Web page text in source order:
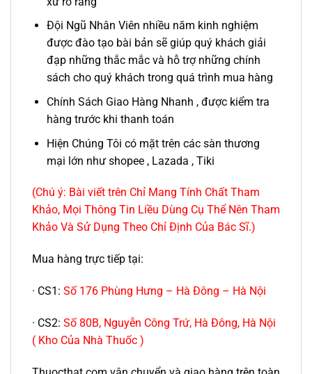
Đội Ngũ Nhân Viên nhiều năm kinh nghiệm
được đào tạo bài bản sẽ giúp quý khách giải
đạp những thắc mắc và hỗ trợ những chính
sách cho quý khách trong quá trình mua hàng
Chính Sách Giao Hàng Nhanh , được kiểm tra
hàng trước khi thanh toán
Hiện Chúng Tôi có mặt trên các sàn thương
mại lớn như shopee , Lazada , Tiki
(Chú ý: Bài viết trên Chỉ Mang Tính Chất Tham
Khảo, Mọi Thông Tin Liều Dùng Cụ Thể Nên Tham
Khảo Và Sử Dụng Theo Chỉ Định Của Bác Sĩ.)
Mua hàng trực tiếp tại:
· CS1: Số 176 Phùng Hưng – Hà Đông – Hà Nội
· CS2: Số 80B, Nguyễn Công Trứ, Hà Đông, Hà Nội
( Kho Của Nhà Thuốc )